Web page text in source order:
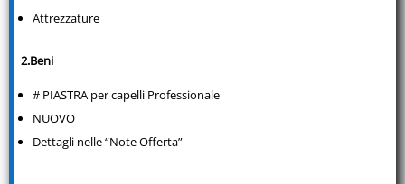
Attrezzature
2.Beni
# PIASTRA per capelli Professionale
NUOVO
Dettagli nelle “Note Offerta”